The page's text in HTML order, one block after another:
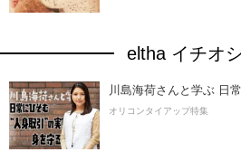
eltha イチオ
川島海荷さんと学ぶ 日
オリコンタイアップ特集